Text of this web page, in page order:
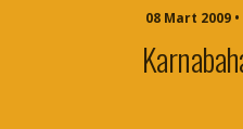
08 Mart 2009